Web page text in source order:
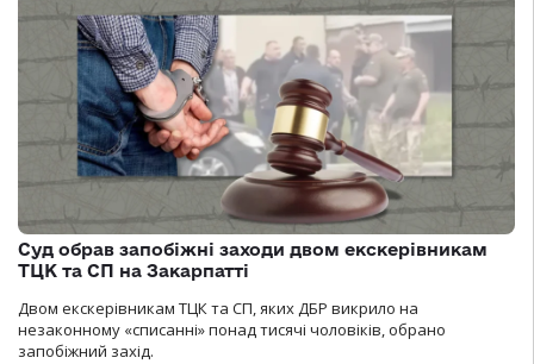
Суд обрав запобіжні заходи двом екскерівникам
ТЦК та СП на Закарпатті
Двом екскерівникам ТЦК та СП, яких ДБР викрило на
незаконному «списанні» понад тисячі чоловіків, обрано
запобіжний захід.